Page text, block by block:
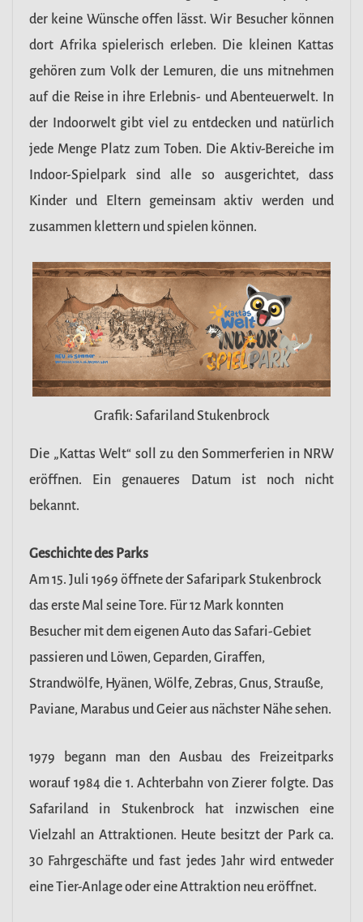
der keine Wünsche offen lässt. Wir Besucher können
dort Afrika spielerisch erleben. Die kleinen Kattas
gehören zum Volk der Lemuren, die uns mitnehmen
auf die Reise in ihre Erlebnis- und Abenteuerwelt. In
der Indoorwelt gibt viel zu entdecken und natürlich
jede Menge Platz zum Toben. Die Aktiv-Bereiche im
Indoor-Spielpark sind alle so ausgerichtet, dass
Kinder und Eltern gemeinsam aktiv werden und
zusammen klettern und spielen können.
Grafik: Safariland Stukenbrock
Die „Kattas Welt“ soll zu den Sommerferien in NRW
eröffnen. Ein genaueres Datum ist noch nicht
bekannt.
Geschichte des Parks
Am 15. Juli 1969 öffnete der Safaripark Stukenbrock
das erste Mal seine Tore. Für 12 Mark konnten
Besucher mit dem eigenen Auto das Safari-Gebiet
passieren und Löwen, Geparden, Giraffen,
Strandwölfe, Hyänen, Wölfe, Zebras, Gnus, Strauße,
Paviane, Marabus und Geier aus nächster Nähe sehen.
1979 begann man den Ausbau des Freizeitparks
worauf 1984 die 1. Achterbahn von Zierer folgte. Das
Safariland in Stukenbrock hat inzwischen eine
Vielzahl an Attraktionen. Heute besitzt der Park ca.
30 Fahrgeschäfte und fast jedes Jahr wird entweder
eine Tier-Anlage oder eine Attraktion neu eröffnet.